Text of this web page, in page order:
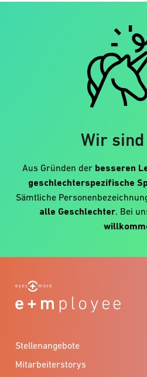
Wir
Aus Gründen der besseren
geschlechterspezifische
Sämtliche
alle Geschlechter. Bei
Stellenangebote
Mitarbeiterstorys